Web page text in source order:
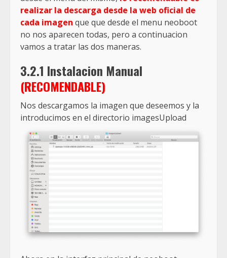
realizar la descarga desde la web oficial de
cada imagen que que desde el menu neoboot
no nos aparecen todas, pero a continuacion
vamos a tratar las dos maneras.
3.2.1 Instalacion Manual
(RECOMENDABLE)
Nos descargamos la imagen que deseemos y la
introducimos en el directorio imagesUpload